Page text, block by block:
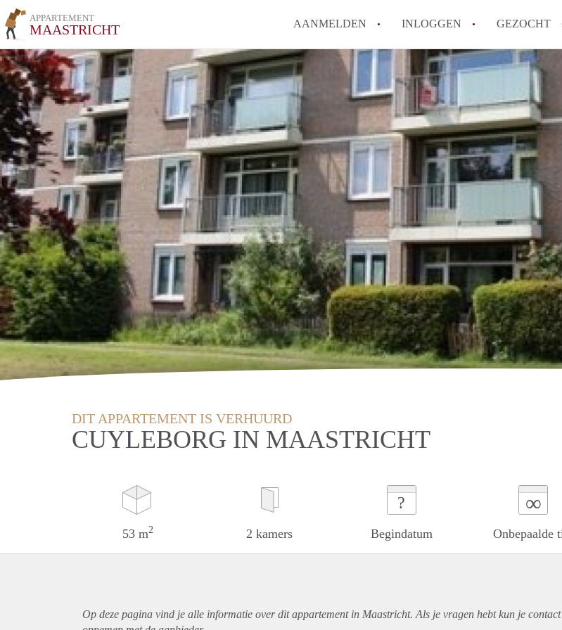
APPARTEMENT
MAASTRICHT AANMELDEN INLOGGEN GEZOCHT
Wat is
Hoeveel kost het om te
Wat is de
Berekent
makelaarsvergoeding/
DIT APPARTEMENT IS VERHUURD
CUYLEBORG IN MAASTRICHT
53 m2 2 kamers
?
Begindatum
∞
Onbepaalde
Op deze pagina vind je alle informatie over ditappartementin Maastricht. Als je vragen hebt kun je contact